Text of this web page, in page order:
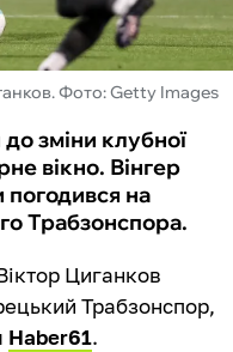
Фото: Getty Images
зміни клубної
вікно. Вінгер
погодився на
Трабзонспора.
Циганков
Трабзонспор,
Haber61.